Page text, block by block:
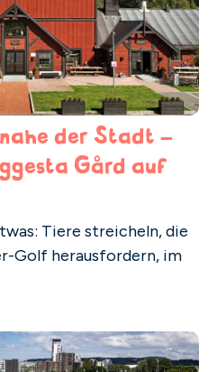
der Stadt –
Gård auf
Tiere streicheln, die
Golf herausfordern, im